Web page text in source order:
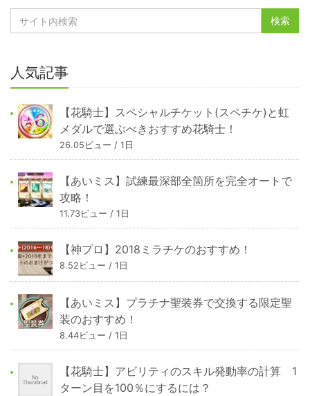
人気記事
【花騎士】スペシャルチケット(スペチケ)と虹
メダルで選ぶべきおすすめ花騎士！
26.05ビュー / 1日
【あいミス】試練最深部全箇所を完全オートで
攻略！
11.73ビュー / 1日
【神プロ】2018ミラチケのおすすめ！
8.52ビュー / 1日
【あいミス】プラチナ聖装券で交換する限定聖
装のおすすめ！
8.44ビュー / 1日
【花騎士】アビリティのスキル発動率の計算 1
ターン目を100％にするには？